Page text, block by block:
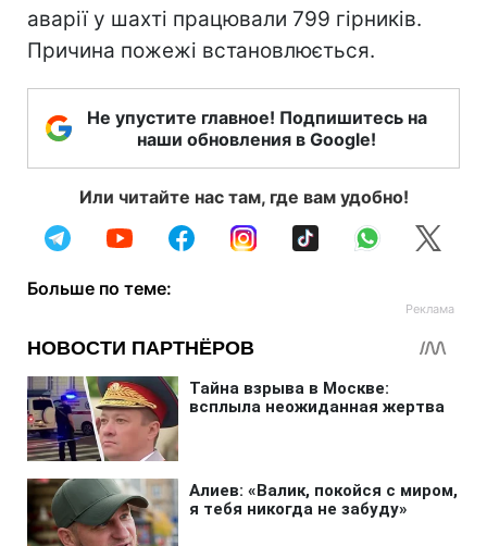
аварії у шахті працювали 799 гірників.
Причина пожежі встановлюється.
Не упустите главное! Подпишитесь на
наши обновления в Google!
Или читайте нас там, где вам удобно!
Больше по теме: